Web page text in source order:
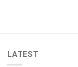
LATEST